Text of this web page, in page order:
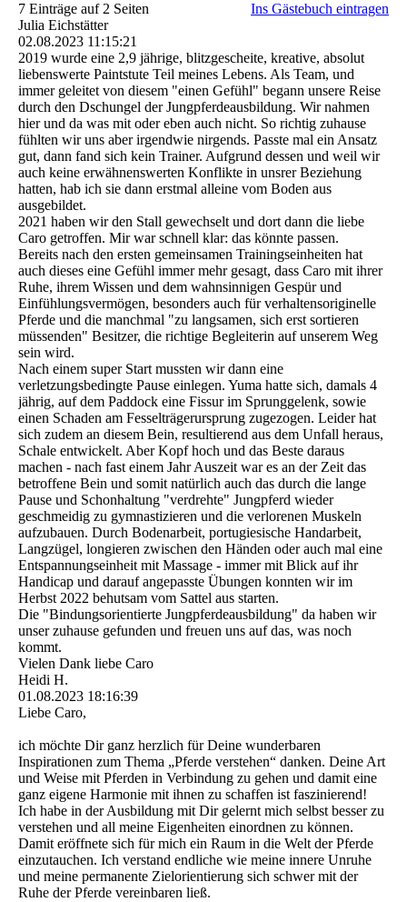
7 Einträge auf 2 Seiten
Ins Gästebuch eintragen
Julia Eichstätter
02.08.2023 11:15:21
2019 wurde eine 2,9 jährige, blitzgescheite, kreative, absolut
liebenswerte Paintstute Teil meines Lebens. Als Team, und
immer geleitet von diesem "einen Gefühl" begann unsere Reise
durch den Dschungel der Jungpferdeausbildung. Wir nahmen
hier und da was mit oder eben auch nicht. So richtig zuhause
fühlten wir uns aber irgendwie nirgends. Passte mal ein Ansatz
gut, dann fand sich kein Trainer. Aufgrund dessen und weil wir
auch keine erwähnenswerten Konflikte in unsrer Beziehung
hatten, hab ich sie dann erstmal alleine vom Boden aus
ausgebildet.
2021 haben wir den Stall gewechselt und dort dann die liebe
Caro getroffen. Mir war schnell klar: das könnte passen.
Bereits nach den ersten gemeinsamen Trainingseinheiten hat
auch dieses eine Gefühl immer mehr gesagt, dass Caro mit ihrer
Ruhe, ihrem Wissen und dem wahnsinnigen Gespür und
Einfühlungsvermögen, besonders auch für verhaltensoriginelle
Pferde und die manchmal "zu langsamen, sich erst sortieren
müssenden" Besitzer, die richtige Begleiterin auf unserem Weg
sein wird.
Nach einem super Start mussten wir dann eine
verletzungsbedingte Pause einlegen. Yuma hatte sich, damals 4
jährig, auf dem Paddock eine Fissur im Sprunggelenk, sowie
einen Schaden am Fesselträgerursprung zugezogen. Leider hat
sich zudem an diesem Bein, resultierend aus dem Unfall heraus,
Schale entwickelt. Aber Kopf hoch und das Beste daraus
machen - nach fast einem Jahr Auszeit war es an der Zeit das
betroffene Bein und somit natürlich auch das durch die lange
Pause und Schonhaltung "verdrehte" Jungpferd wieder
geschmeidig zu gymnastizieren und die verlorenen Muskeln
aufzubauen. Durch Bodenarbeit, portugiesische Handarbeit,
Langzügel, longieren zwischen den Händen oder auch mal eine
Entspannungseinheit mit Massage - immer mit Blick auf ihr
Handicap und darauf angepasste Übungen konnten wir im
Herbst 2022 behutsam vom Sattel aus starten.
Die "Bindungsorientierte Jungpferdeausbildung" da haben wir
unser zuhause gefunden und freuen uns auf das, was noch
kommt.
Vielen Dank liebe Caro
Heidi H.
01.08.2023 18:16:39
Liebe Caro,
ich möchte Dir ganz herzlich für Deine wunderbaren
Inspirationen zum Thema „Pferde verstehen“ danken. Deine Art
und Weise mit Pferden in Verbindung zu gehen und damit eine
ganz eigene Harmonie mit ihnen zu schaffen ist faszinierend!
Ich habe in der Ausbildung mit Dir gelernt mich selbst besser zu
verstehen und all meine Eigenheiten einordnen zu können.
Damit eröffnete sich für mich ein Raum in die Welt der Pferde
einzutauchen. Ich verstand endliche wie meine innere Unruhe
und meine permanente Zielorientierung sich schwer mit der
Ruhe der Pferde vereinbaren ließ.